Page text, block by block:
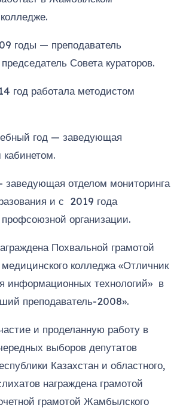
годы — преподаватель
Совета кураторов.
год работала методистом
год — заведующая
отделом мониторинга
и с 2019 года
организации.
Похвальной грамотой
колледжа «Отличник
информационных технологий» в
преподаватель-2008».
и проделанную работу в
выборов депутатов
Казахстан и областного,
награждена грамотой
грамотой Жамбылского